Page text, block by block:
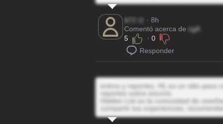
· 8h
Comentó acerca de cgA
5
· 0
Responder
entros y reportes, HL es un sitio para
reportes sobre escorts
Hidden List es la comunidad de
compartir tus experiencias,